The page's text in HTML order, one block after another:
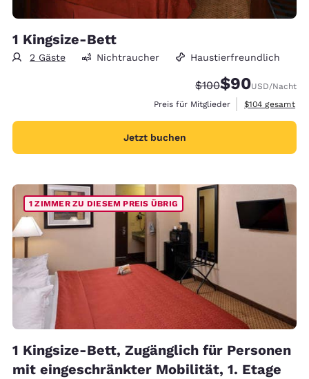
1 Kingsize-Bett
2 Gäste Nichtraucher Haustierfreundlich
Durchgestrichener
$100Vergünstigter
$90USD/Nacht
Preis für Mitglieder
Geschätzte
$104 gesamt
Jetzt buchen
1 ZIMMER ZU DIESEM PREIS ÜBRIG
1 Kingsize-Bett, Zugänglich für Personen
mit eingeschränkter Mobilität, 1. Etage